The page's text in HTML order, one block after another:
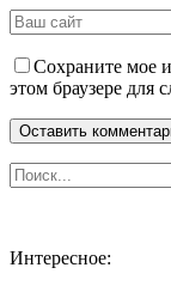
Сохраните мое
этом браузере для
Интересное: